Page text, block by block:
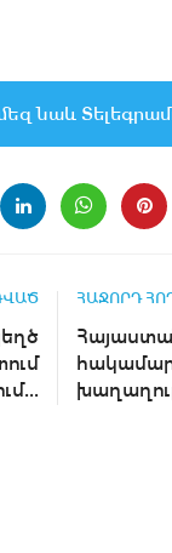
նաև
ՀԱՋՈՐԴ